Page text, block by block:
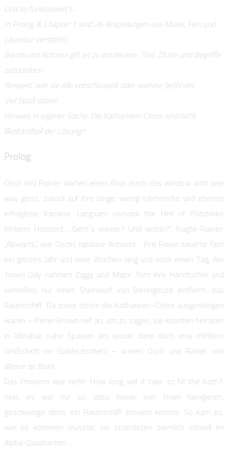
Und so funktioniert’s…
In Prolog & Chapter 1 sind 26 Anspielungen aus Musik, Film und
Literatur versteckt.
Bands und Autoren gilt es zu entdecken, Titel, Zitate und Begriffe
zuzuordnen.
Respekt, wer sie alle entschlüsselt oder weitere (er)findet.
Viel Spaß dabei!
Hinweis in eigener Sache: Die Katharinen-Chöre sind nicht
Bestandteil der Lösung!!
Prolog
Osch und Rainer warfen einen Blick durch das window with one
way glass, zurück auf ihre lange, wenig ruhmreiche und ebenso
erfolglose Karriere. Langsam versank the Hell of Patchinko
hinterm Horizont. „Geht`s weiter? Und wohin?“, fragte Rainer.
„Abwärts“, war Oschs lapidare Antwort… Ihre Reise dauerte fast
ein ganzes Jahr und viele Wochen lang und noch einen Tag. Am
Towel Day nahmen Ziggy und Major Tom ihre Handtücher und
verließen, nur einen Steinwurf von Beteigeuze entfernt, das
Raumschiff. Da zuvor schon die Katharinen-Chöre ausgestiegen
waren – Peter Brown rief an, um zu sagen, sie könnten heiraten
in Gibraltar, nahe Spanien (es wurde dann doch eine mittlere
Großstadt im Süddeutschen) – waren Osch und Rainer nun
alleine an Bord.
Das Problem war nicht: How long will it take to fill the bath?;
nein, es war nur so, dass keiner von ihnen navigieren,
geschweige denn, ein Raumschiff steuern konnte. So kam es,
wie es kommen musste, sie strandeten ziemlich schnell im
Alpha-Quadranten…